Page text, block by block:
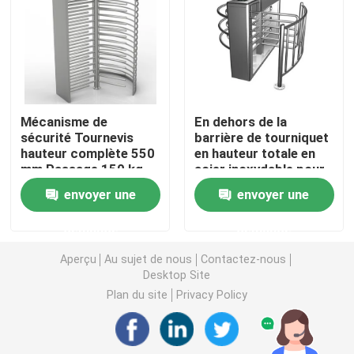
Porte d'oscillation de tourniquet
Porte de tourniquet d'aileron
Porte de tourniquet de trépied
Tourniquet de créneau de vitesse
Tourniquet de porte de glissement
Machine biométrique de reconnaissance faciale
Mécanisme de
sécurité Tournevis
hauteur complète 550
mm Passage 150 kg
Poids Interface
RS232 envoyer une
En dehors de la
barrière de tourniquet
en hauteur totale en
acier inoxydable pour
un environnement à
haute humidité
envoyer une
Aperçu Au sujet de nous
Contactez-nous
Desktop Site
Plan du site
Privacy Policy